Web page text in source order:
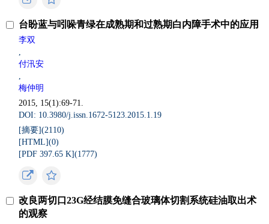
台盼蓝与吲哚青绿在成熟期和过熟期白内障手术中的应用
李双
,
付汛安
,
梅仲明
2015, 15(1):69-71.
DOI: 10.3980/j.issn.1672-5123.2015.1.19
[摘要](2110)
[HTML](0)
[PDF 397.65 K](1777)
改良两切口23G经结膜免缝合玻璃体切割系统硅油取出术
的观察